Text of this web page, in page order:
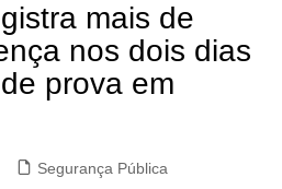
mais de
nos dois dias
prova em
Segurança Pública